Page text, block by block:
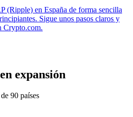
(Ripple) en España de forma sencilla
Sigue unos pasos claros y
Crypto.com.
expansión
90 países